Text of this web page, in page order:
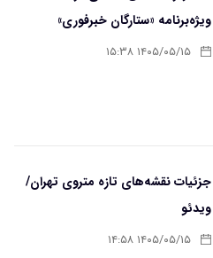
ویژه‌برنامه «ستارگان خبرفوری»
۱۴۰۵/۰۵/۱۵ ۱۵:۳۸
جزئیات نقشه‌های تازه متروی تهران/
ویدئو
۱۴۰۵/۰۵/۱۵ ۱۴:۵۸